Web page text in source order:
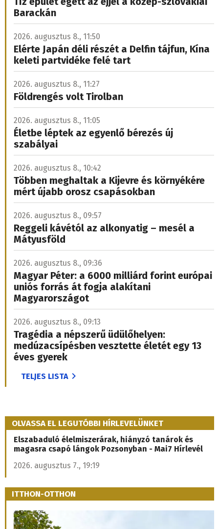
Barackán
2026. augusztus 8., 11:50
Elérte Japán déli részét a Delfin tájfun, Kína
keleti partvidéke felé tart
2026. augusztus 8., 11:27
Földrengés volt Tirolban
2026. augusztus 8., 11:05
Életbe léptek az egyenlő bérezés új
szabályai
2026. augusztus 8., 10:42
Többen meghaltak a Kijevre és környékére
mért újabb orosz csapásokban
2026. augusztus 8., 09:57
Reggeli kávétól az alkonyatig – mesél a
Mátyusföld
2026. augusztus 8., 09:36
Magyar Péter: a 6000 milliárd forint európai
uniós forrás át fogja alakítani
Magyarországot
2026. augusztus 8., 09:13
Tragédia a népszerű üdülőhelyen:
medúzacsípésben vesztette életét egy 13
éves gyerek
TELJES LISTA
OLVASSA EL LEGUTÓBBI HÍRLEVELÜNKET
Elszabaduló élelmiszerárak, hiányzó tanárok és
magasra csapó lángok Pozsonyban - Mai7 Hírlevél
2026. augusztus 7., 19:19
ITTHON-OTTHON